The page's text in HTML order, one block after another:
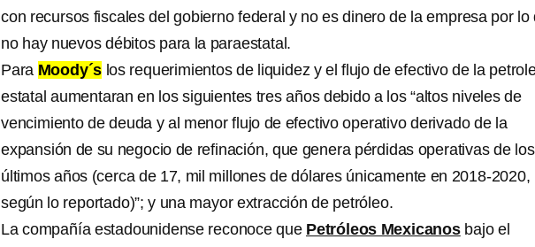
con recursos fiscales del gobierno federal y no es dinero de la empresa por lo
no hay nuevos débitos para la paraestatal.
Para Moody´s los requerimientos de liquidez y el flujo de efectivo de la
estatal aumentaran en los siguientes tres años debido a los “altos niveles de
vencimiento de deuda y al menor flujo de efectivo operativo derivado de la
expansión de su negocio de refinación, que genera pérdidas operativas de los
últimos años (cerca de 17, mil millones de dólares únicamente en 2018-2020,
según lo reportado)”; y una mayor extracción de petróleo.
La compañía estadounidense reconoce que Petróleos Mexicanosbajo el